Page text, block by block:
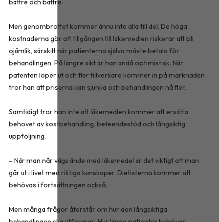
bättre och bättre.
Men genombrottet kommer ännu inte alla till del. De höga
kostnaderna gör att tillgången till läkemedlen riskerar att bli
ojämlik, särskilt när patienterna själva måste betala för
behandlingen. På längre sikt är han ändå optimistisk. När
patenten löper ut och fler tillverkare kommer in på marknaden
tror han att priserna kan sjunka och behandlingen nå fler.
Samtidigt tror han inte att läkemedlen kommer att ersätta
behovet av kostbehandling, beteendestöd och långsiktig
uppföljning.
– När man når vägs ände med läkemedel är det viktigt att man
går ut i livet med riktiga kunskaper. Dietisterna kommer att
behövas i fortsättningen också.
Men många frågor återstår om hur den långsiktiga